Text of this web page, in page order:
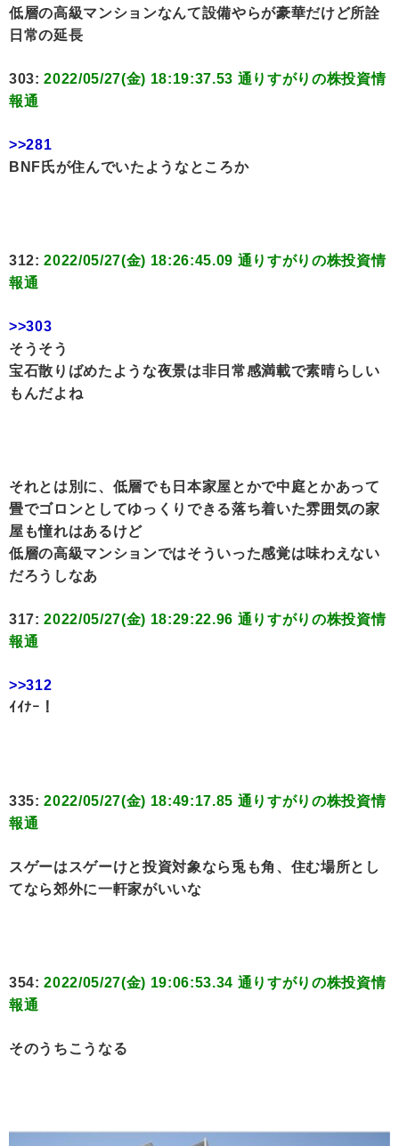
低層の高級マンションなんて設備やらが豪華だけど所詮
日常の延長
303:2022/05/27(金) 18:19:37.53 通りすがりの株投資情
報通
>>281
BNF氏が住んでいたようなところか
312:2022/05/27(金) 18:26:45.09 通りすがりの株投資情
報通
>>303
そうそう
宝石散りばめたような夜景は非日常感満載で素晴らしい
もんだよね
それとは別に、低層でも日本家屋とかで中庭とかあって
畳でゴロンとしてゆっくりできる落ち着いた雰囲気の家
屋も憧れはあるけど
低層の高級マンションではそういった感覚は味わえない
だろうしなあ
317:2022/05/27(金) 18:29:22.96 通りすがりの株投資情
報通
>>312
ｲｲﾅｰ！
335:2022/05/27(金) 18:49:17.85 通りすがりの株投資情
報通
スゲーはスゲーけと投資対象なら兎も角、住む場所とし
てなら郊外に一軒家がいいな
354:2022/05/27(金) 19:06:53.34 通りすがりの株投資情
報通
そのうちこうなる